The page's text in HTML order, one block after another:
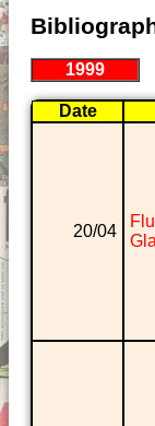
1999
Date
20/04